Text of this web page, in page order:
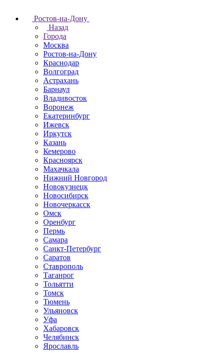
Ростов-на-Дону
Назад
Города
Москва
Ростов-на-Дону
Краснодар
Волгоград
Астрахань
Барнаул
Владивосток
Воронеж
Екатеринбург
Ижевск
Иркутск
Казань
Кемерово
Красноярск
Махачкала
Нижний Новгород
Новокузнецк
Новосибирск
Новочеркаcск
Омск
Оренбург
Пермь
Самара
Санкт-Петербург
Саратов
Ставрополь
Таганрог
Тольятти
Томск
Тюмень
Ульяновск
Уфа
Хабаровск
Челябинск
Ярославль